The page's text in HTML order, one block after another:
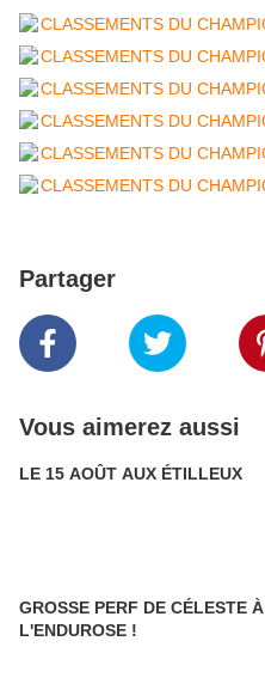
Partager
Vous aimerez aussi
LE 15 AOÛT AUX ÉTILLEUX
GROSSE PERF DE CÉLESTE À
L'ENDUROSE !